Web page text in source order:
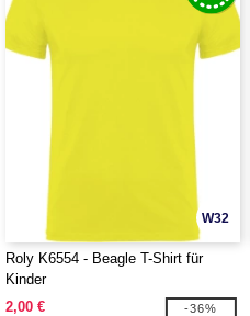
W32
Roly K6554 - Beagle T-Shirt für
Kinder
2,00 €
-36%